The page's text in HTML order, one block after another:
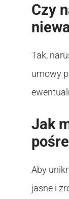
Czy
Tak,
umowy
Jak
Aby
jasne i